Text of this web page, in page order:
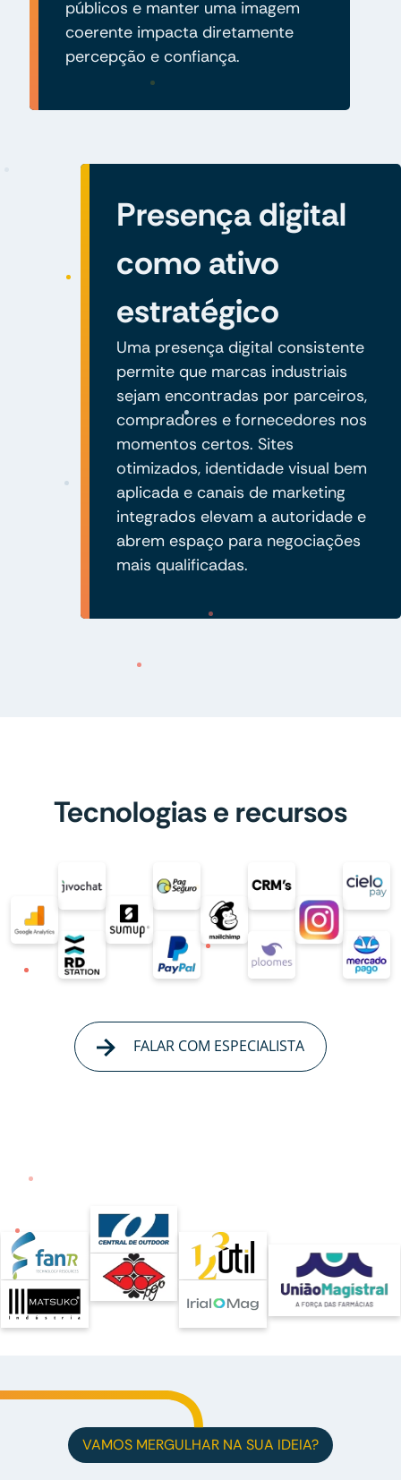
públicos e manter uma imagem
coerente impacta diretamente
percepção e confiança.
Presença digital
como ativo
estratégico
Uma presença digital consistente
permite que marcas industriais
sejam encontradas por parceiros,
compradores e fornecedores nos
momentos certos. Sites
otimizados, identidade visual bem
aplicada e canais de marketing
integrados elevam a autoridade e
abrem espaço para negociações
mais qualificadas.
Tecnologias e recursos
FALAR COM ESPECIALISTA
VAMOS MERGULHAR NA SUA IDEIA?